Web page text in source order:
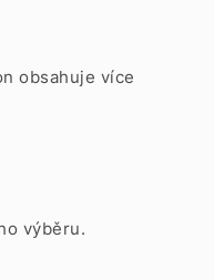
obsahuje více
výběru.